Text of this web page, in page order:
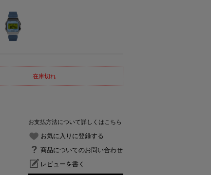
在庫切れ
お支払方法について詳しくはこちら
お気に入りに登録する
商品についてのお問い合わせ
レビューを書く